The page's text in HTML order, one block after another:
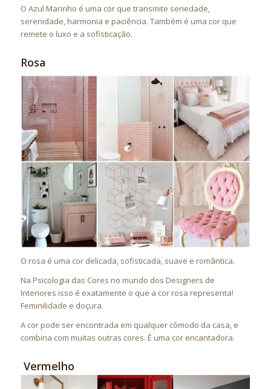
O Azul Marinho é uma cor que transmite seriedade,
serenidade, harmonia e paciência. Também é uma cor que
remete o luxo e a sofisticação.
Rosa
O rosa é uma cor delicada, sofisticada, suave e romântica.
Na Psicologia das Cores no mundo dos Designers de
Interiores isso é exatamente o que a cor rosa representa!
Feminilidade e doçura.
A cor pode ser encontrada em qualquer cômodo da casa, e
combina com muitas outras cores. É uma cor encantadora.
Vermelho